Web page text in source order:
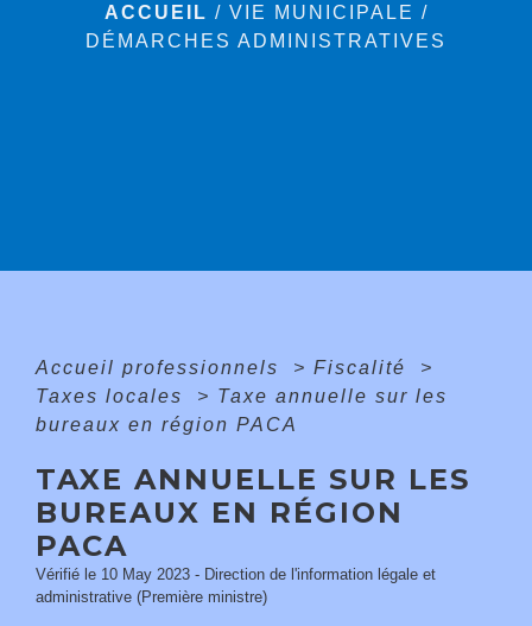
ACCUEIL / VIE MUNICIPALE /
DÉMARCHES ADMINISTRATIVES
Accueil professionnels > Fiscalité
>
Taxes locales
> Taxe annuelle sur les
bureaux en région PACA
TAXE ANNUELLE SUR LES
BUREAUX EN RÉGION
PACA
Vérifié le 10 May 2023 - Direction de l'information légale et
administrative (Première ministre)